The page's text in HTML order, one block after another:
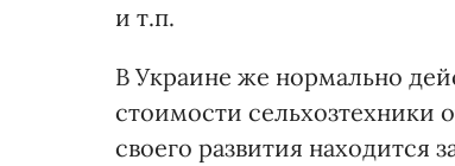
и т.п.
В Украине же нормально
стоимости сельхозтехники
своего развития находится